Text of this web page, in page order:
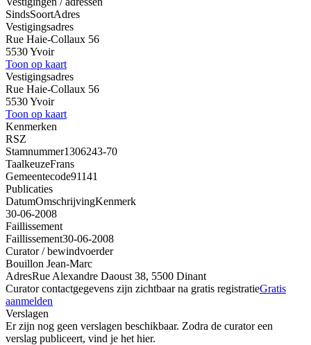
SindsSoortAdres
Vestigingsadres
Rue Haie-Collaux 56
5530 Yvoir
Toon op kaart
Vestigingsadres
Rue Haie-Collaux 56
5530 Yvoir
Toon op kaart
Kenmerken
RSZ
Stamnummer1306243-70
TaalkeuzeFrans
Gemeentecode91141
Publicaties
DatumOmschrijvingKenmerk
30-06-2008
Faillissement
Faillissement30-06-2008
Curator / bewindvoerder
Bouillon Jean-Marc
AdresRue Alexandre Daoust 38, 5500 Dinant
Curator contactgegevens zijn zichtbaar na gratis registratieGratis
aanmelden
Verslagen
Er zijn nog geen verslagen beschikbaar. Zodra de curator een
verslag publiceert, vind je het hier.